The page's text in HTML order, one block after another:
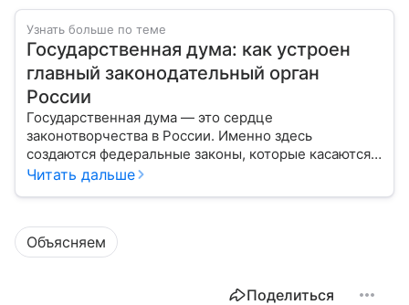
Узнать больше по теме
Государственная дума: как устроен
главный законодательный орган
России
Государственная дума — это сердце
законотворчества в России. Именно здесь
создаются федеральные законы, которые касаются
жизни каждого гражданина: от образования и
Читать дальше
Объясняем
Поделиться